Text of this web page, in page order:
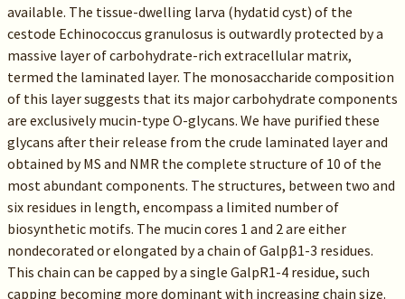
available. The tissue-dwelling larva (hydatid cyst) of the
cestode Echinococcus granulosus is outwardly protected by a
massive layer of carbohydrate-rich extracellular matrix,
termed the laminated layer. The monosaccharide composition
of this layer suggests that its major carbohydrate components
are exclusively mucin-type O-glycans. We have purified these
glycans after their release from the crude laminated layer and
obtained by MS and NMR the complete structure of 10 of the
most abundant components. The structures, between two and
six residues in length, encompass a limited number of
biosynthetic motifs. The mucin cores 1 and 2 are either
nondecorated or elongated by a chain of Galpβ1-3 residues.
This chain can be capped by a single GalpR1-4 residue, such
capping becoming more dominant with increasing chain size.